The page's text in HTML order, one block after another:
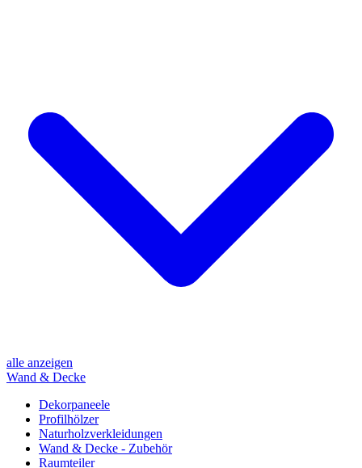
alle anzeigen
Wand & Decke
Dekorpaneele
Profilhölzer
Naturholzverkleidungen
Wand & Decke - Zubehör
Raumteiler